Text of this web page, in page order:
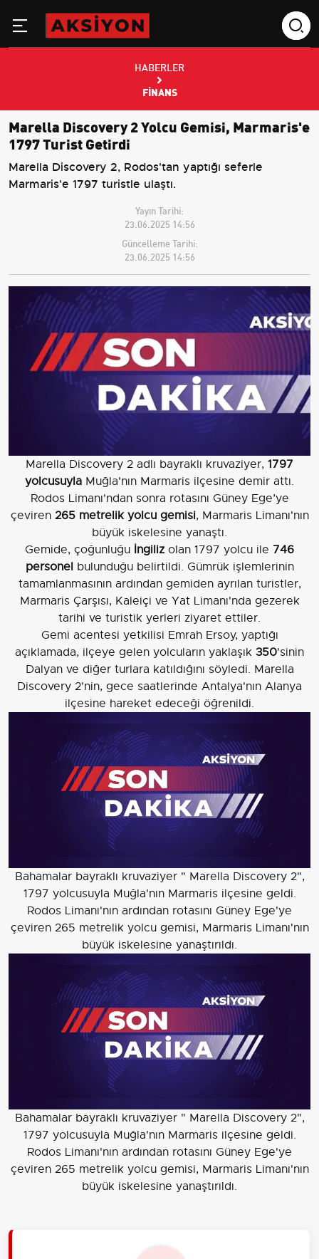
HABERLER
FINANS
Marella Discovery 2 Yolcu Gemisi, Marmaris'e
1797 Turist Getirdi
Marella Discovery 2, Rodos'tan yaptığı seferle
Marmaris'e 1797 turistle ulaştı.
Yayın Tarihi:
23.06.2025 14:56
Güncelleme Tarihi:
23.06.2025 14:56
Marella Discovery 2 adlı bayraklı kruvaziyer, 1797
yolcusuyla Muğla'nın Marmaris ilçesine demir attı.
Rodos Limanı'ndan sonra rotasını Güney Ege’ye
çeviren 265 metrelik yolcu gemisi, Marmaris Limanı'nın
büyük iskelesine yanaştı.
Gemide, çoğunluğu İngiliz olan 1797 yolcu ile 746
personel bulunduğu belirtildi. Gümrük işlemlerinin
tamamlanmasının ardından gemiden ayrılan turistler,
Marmaris Çarşısı, Kaleiçi ve Yat Limanı'nda gezerek
tarihi ve turistik yerleri ziyaret ettiler.
Gemi acentesi yetkilisi Emrah Ersoy, yaptığı
açıklamada, ilçeye gelen yolcuların yaklaşık 350'sinin
Dalyan ve diğer turlara katıldığını söyledi. Marella
Discovery 2'nin, gece saatlerinde Antalya'nın Alanya
ilçesine hareket edeceği öğrenildi.
Bahamalar bayraklı kruvaziyer " Marella Discovery 2",
1797 yolcusuyla Muğla'nın Marmaris ilçesine geldi.
Rodos Limanı'nın ardından rotasını Güney Ege'ye
çeviren 265 metrelik yolcu gemisi, Marmaris Limanı'nın
büyük iskelesine yanaştırıldı.
Bahamalar bayraklı kruvaziyer " Marella Discovery 2",
1797 yolcusuyla Muğla'nın Marmaris ilçesine geldi.
Rodos Limanı'nın ardından rotasını Güney Ege'ye
çeviren 265 metrelik yolcu gemisi, Marmaris Limanı'nın
büyük iskelesine yanaştırıldı.